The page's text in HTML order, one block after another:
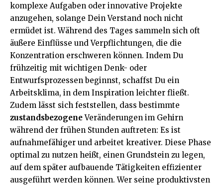
komplexe Aufgaben oder innovative Projekte
anzugehen, solange Dein Verstand noch nicht
ermüdet ist. Während des Tages sammeln sich oft
äußere Einflüsse und Verpflichtungen, die die
Konzentration erschweren können. Indem Du
frühzeitig mit wichtigen Denk- oder
Entwurfsprozessen beginnst, schaffst Du ein
Arbeitsklima, in dem Inspiration leichter fließt.
Zudem lässt sich feststellen, dass bestimmte
zustandsbezogeneVeränderungen im Gehirn
während der frühen Stunden auftreten: Es ist
aufnahmefähiger und arbeitet kreativer. Diese Phase
optimal zu nutzen heißt, einen Grundstein zu legen,
auf dem später aufbauende Tätigkeiten effizienter
ausgeführt werden können. Wer seine produktivsten